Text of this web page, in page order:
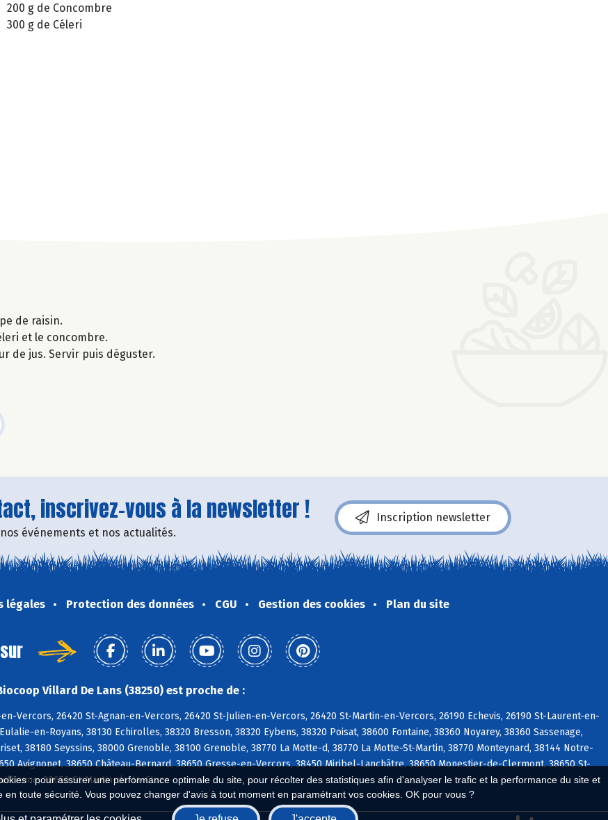
: pour assurer une performance optimale du site, pour récolter des statistiques afin d'analyser le trafic et la performance du site et
toute sécurité. Vous pouvez changer d'avis à tout moment en paramétrant vos cookies. OK pour vous ?
200 g de Concombre
300 g de Céleri
de raisin.
et le concombre.
de jus. Servir puis déguster.
inscrivez-vous à la newsletter !
événements et nos actualités.
Inscription newsletter
légales Protection des données CGU Gestion des cookies Plan du site
Villard De Lans (38250) est proche de :
Vercors, 26420 St-Agnan-en-Vercors, 26420 St-Julien-en-Vercors, 26420 St-Martin-en-Vercors, 26190 Echevis, 26190 St-Laurent-en-
en-Royans, 38130 Echirolles, 38320 Bresson, 38320 Eybens, 38320 Poisat, 38600 Fontaine, 38360 Noyarey, 38360 Sassenage,
38180 Seyssins, 38000 Grenoble, 38100 Grenoble, 38770 La Motte-d, 38770 La Motte-St-Martin, 38770 Monteynard, 38144 Notre-
Avignonet, 38650 Château-Bernard, 38650 Gresse-en-Vercors, 38450 Miribel-Lanchâtre, 38650 Monestier-de-Clermont, 38650 St-
38650 St-Martin-de-la-Cluze